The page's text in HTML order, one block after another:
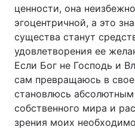
ценности, она
эгоцентричной, а это
существа станут
удовлетворения ее
Если Бог не Господь и
сам превращаюсь в
становлюсь
собственного мира и
зрения моих